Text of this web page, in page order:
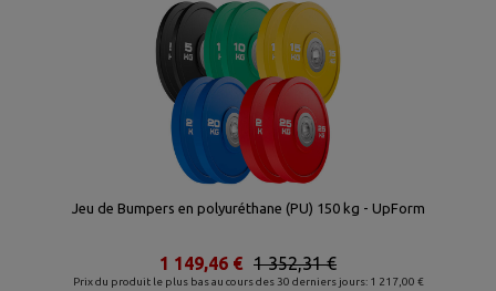
Jeu de Bumpers en polyuréthane (PU) 150 kg - UpForm
Prix du produit le plus bas au cours des 30 derniers jours: 1 217,00 €
1 352,31 €
1 149,46 €